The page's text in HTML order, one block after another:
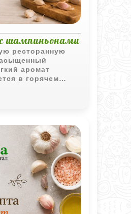
шампиньонами
ресторанную
аромат
в горячем
получается
и идеально